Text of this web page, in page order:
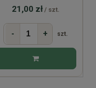
21,00 zł / szt.
- + szt.